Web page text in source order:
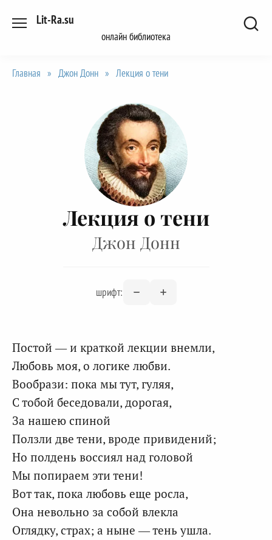
Lit-Ra.su
онлайн библиотека
Главная » Джон Донн » Лекция о тени
Лекция о тени
Джон Донн
шрифт:
Постой — и краткой лекции внемли,
Любовь моя, о логике любви.
Вообрази: пока мы тут, гуляя,
С тобой беседовали, дорогая,
За нашею спиной
Ползли две тени, вроде привидений;
Но полдень воссиял над головой
Мы попираем эти тени!
Вот так, пока любовь еще росла,
Она невольно за собой влекла
Оглядку, страх; а ныне — тень ушла.